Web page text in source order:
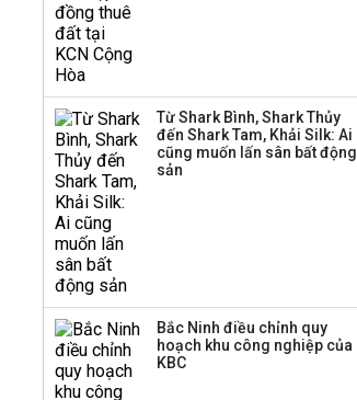
VPBankS xin từ nhiệm
Từ Shark Bình, Shark Thủy
đến Shark Tam, Khải Silk: Ai
cũng muốn lấn sân bất động
sản
Bắc Ninh điều chỉnh quy
hoạch khu công nghiệp của
KBC